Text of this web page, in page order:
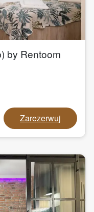
by Rentoom
Zarezerwuj